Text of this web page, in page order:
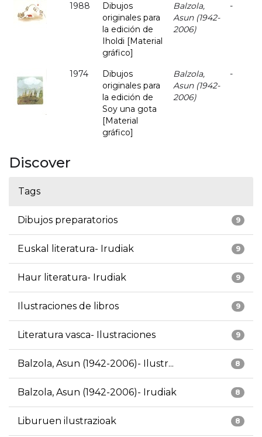
1988
Dibujos
originales para
la edición de
Iholdi [Material
gráfico]
Balzola,
Asun (1942-
2006)
-
1974
Dibujos
originales para
la edición de
Soy una gota
[Material
gráfico]
Balzola,
Asun (1942-
2006)
-
Discover
Tags
9
Dibujos preparatorios
9
Euskal literatura- Irudiak
9
Haur literatura- Irudiak
9
Ilustraciones de libros
9
Literatura vasca- Ilustraciones
8
Balzola, Asun (1942-2006)- Ilustr...
8
Balzola, Asun (1942-2006)- Irudiak
8
Liburuen ilustrazioak